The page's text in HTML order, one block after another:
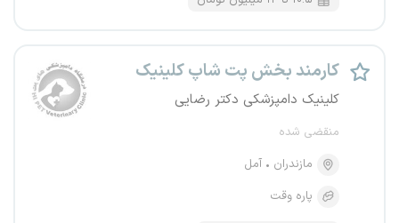
کارمند بخش پت شاپ کلینیک
کلینیک دامپزشکی دکتر رضایی
منقضی شده
مازندران
آمل
پاره وقت